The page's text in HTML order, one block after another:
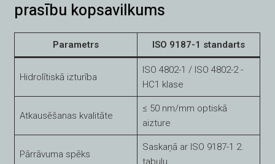
prasību kopsavilkums
Parametrs ISO 9187-1 standarts
Hidrolītiskā izturība
ISO 4802-1 / ISO 4802-2 -
HC1 klase
Atkausēšanas kvalitāte
≤ 50 nm/mm optiskā
aizture
Pārrāvuma spēks
Saskaņā ar ISO 9187-1 2.
tabulu